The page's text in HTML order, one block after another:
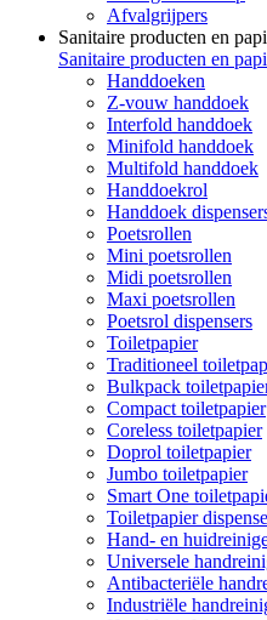
Afvalgrijpers
Sanitaire producten en
Sanitaire producten en
Handdoeken
Z-vouw handdoek
Interfold handdoek
Minifold handdoek
Multifold handdoek
Handdoekrol
Handdoek
Poetsrollen
Mini poetsrollen
Midi poetsrollen
Maxi poetsrollen
Poetsrol dispensers
Toiletpapier
Traditioneel
Bulkpack
Compact toiletpapier
Coreless toiletpapier
Doprol toiletpapier
Jumbo toiletpapier
Smart One
Toiletpapier
Hand- en
Universele
Antibacteriële
Industriële